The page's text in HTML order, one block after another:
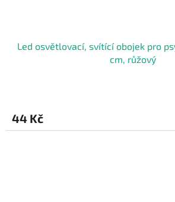
Led osvětlovací, svítící obojek pro
cm, růžový
44 Kč